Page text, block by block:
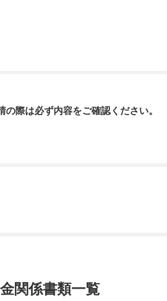
際は必ず内容をご確認ください。
関係書類一覧